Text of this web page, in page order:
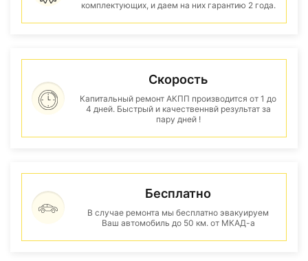
комплектующих, и даем на них гарантию 2 года.
Скорость
Капитальный ремонт АКПП производится от 1 до
4 дней. Быстрый и качественнвй результат за
пару дней !
Бесплатно
В случае ремонта мы бесплатно эвакуируем
Ваш автомобиль до 50 км. от МКАД-а